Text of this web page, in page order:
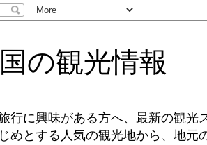
の観光情報
行に興味がある方へ、最新の観光
めとする人気の観光地から、地